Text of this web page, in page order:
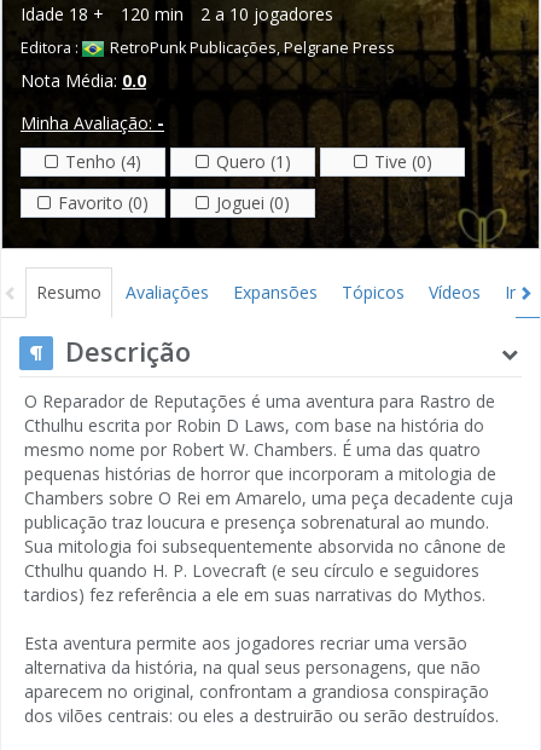
Idade 18 + 120 min 2 a 10 jogadores
Editora : RetroPunk Publicações,Pelgrane Press
Nota Média: 0.0
Minha Avaliação: -
Tenho (4)
Quero (1)
Tive (0)
Favorito (0)
Joguei (0)
Resumo Avaliações Expansões Tópicos Vídeos
Gráficos Créditos
Descrição
O Reparador de Reputações é uma aventura para Rastro de
Cthulhu escrita por Robin D Laws, com base na história do
mesmo nome por Robert W. Chambers. É uma das quatro
pequenas histórias de horror que incorporam a mitologia de
Chambers sobre O Rei em Amarelo, uma peça decadente cuja
publicação traz loucura e presença sobrenatural ao mundo.
Sua mitologia foi subsequentemente absorvida no cânone de
Cthulhu quando H. P. Lovecraft (e seu círculo e seguidores
tardios) fez referência a ele em suas narrativas do Mythos.
Esta aventura permite aos jogadores recriar uma versão
alternativa da história, na qual seus personagens, que não
aparecem no original, confrontam a grandiosa conspiração
dos vilões centrais: ou eles a destruirão ou serão destruídos.